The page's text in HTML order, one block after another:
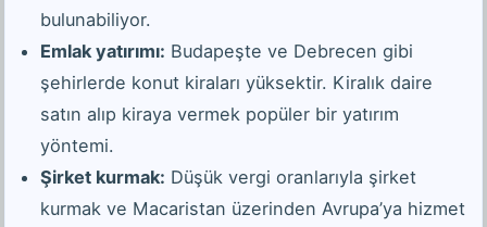
bulunabiliyor.
Emlak yatırımı: Budapeşte ve Debrecen gibi
şehirlerde konut kiraları yüksektir. Kiralık daire
satın alıp kiraya vermek popüler bir yatırım
yöntemi.
Şirket kurmak: Düşük vergi oranlarıyla şirket
kurmak ve Macaristan üzerinden Avrupa’ya hizmet